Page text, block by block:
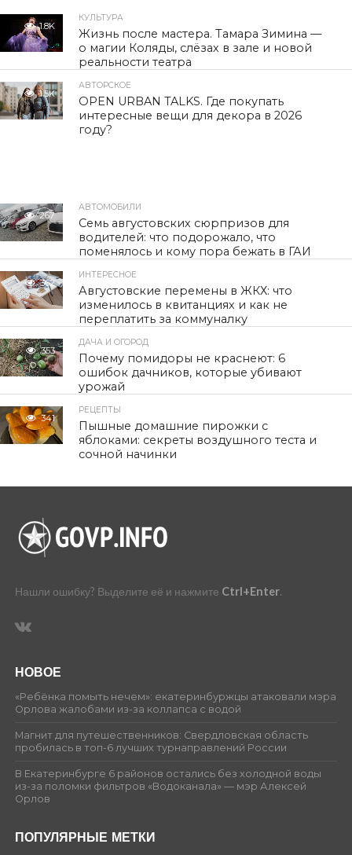
1.8K
КУЛЬТУРА
Жизнь после мастера. Тамара Зимина —
о магии Коляды, слёзах в зале и новой
реальности театра
1.5K
АВТОРСКОЕ
OPEN URBAN TALKS. Где покупать
интересные вещи для декора в 2026
году?
267
АВТОМОБИЛИ
Семь августовских сюрпризов для
водителей: что подорожало, что
поменялось и кому пора бежать в ГАИ
362
ИНТЕРЕСНОЕ
Августовские перемены в ЖКХ: что
изменилось в квитанциях и как не
переплатить за коммуналку
353
ДАЧА И ОГОРОД
Почему помидоры не краснеют: 6
ошибок дачников, которые убивают
урожай
341
РЕЦЕПТЫ
Пышные домашние пирожки с
яблоками: секреты воздушного теста и
сочной начинки
Нашли ошибку? Выделите её и нажмите Ctrl+Enter.
НОВОЕ
«Ребёнка помыть нечем»: екатеринбуржцы атаковали мэра
Орлова жалобами из-за коллапса с водой
Магнит для путешественников: Свердловская область
пробилась в топ-6 лучших турнаправлений России
В Екатеринбурге 6 районов остались без холодной воды
из-за поломки фильтров «Водоканала» — мэр Алексей
Орлов
ПОПУЛЯРНЫЕ МЕТКИ